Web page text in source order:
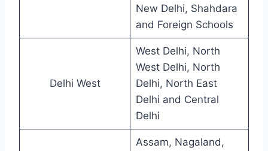
New Delhi, Shahdara
and Foreign Schools
Delhi West
West Delhi, North
West Delhi, North
Delhi, North East
Delhi and Central
Delhi
Assam, Nagaland,